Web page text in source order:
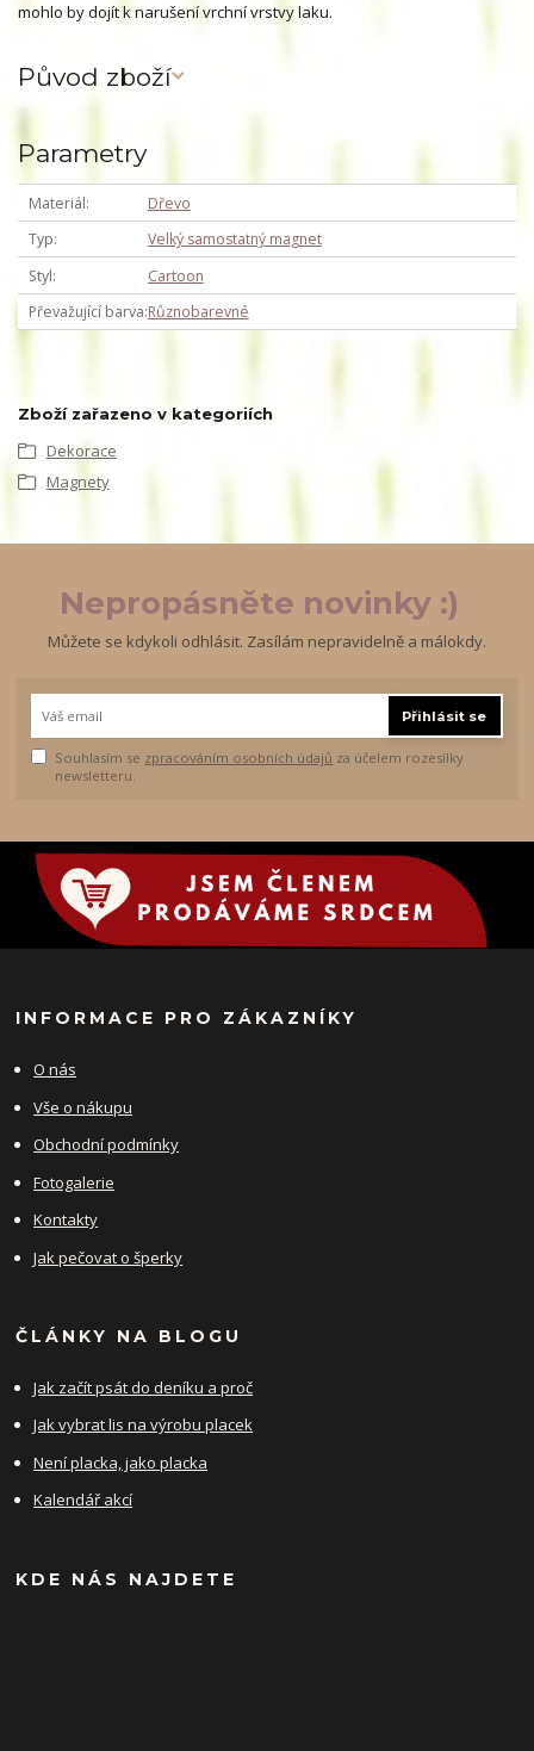
mohlo by dojít k narušení vrchní vrstvy laku.
Původ zboží
Parametry
Materiál
Dřevo
Typ
Velký samostatný magnet
Styl
Cartoon
Převažující barva Různobarevné
Zboží zařazeno v kategoriích
Dekorace
Magnety
Nepropásněte novinky :)
Můžete se kdykoli odhlásit. Zasílám nepravidelně a málokdy.
Přihlásit se
Souhlasím se zpracováním osobních údajů za účelem rozesílky
newsletteru.
INFORMACE PRO ZÁKAZNÍKY
O nás
Vše o nákupu
Obchodní podmínky
Fotogalerie
Kontakty
Jak pečovat o šperky
ČLÁNKY NA BLOGU
Jak začít psát do deníku a proč
Jak vybrat lis na výrobu placek
Není placka, jako placka
Kalendář akcí
KDE NÁS NAJDETE